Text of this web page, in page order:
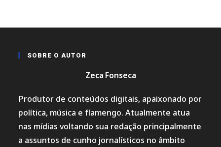
SOBRE O AUTOR
Zeca Fonseca
Produtor de conteúdos digitais, apaixonado por
política, música e flamengo. Atualmente atua
nas mídias voltando sua redação principalmente
a assuntos de cunho jornalísticos no âmbito